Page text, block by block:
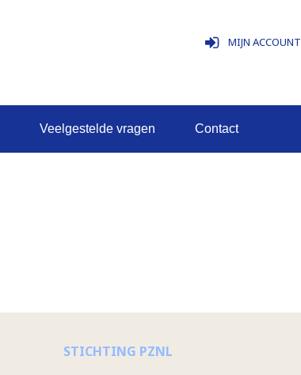
MIJN ACCOUNT
veelgestelde vragen contact
STICHTING PZNL